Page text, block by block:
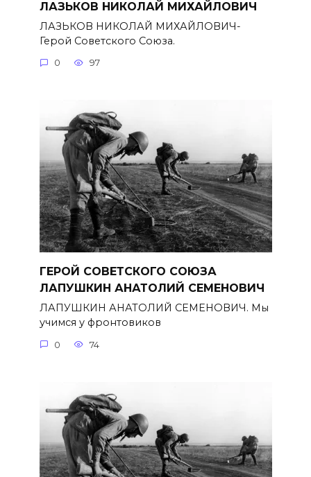
ЛАЗЬКОВ НИКОЛАЙ МИХАЙЛОВИЧ
ЛАЗЬКОВ НИКОЛАЙ МИХАЙЛОВИЧ-
Герой Советского Союза.
0 97
ГЕРОЙ СОВЕТСКОГО СОЮЗА
ЛАПУШКИН АНАТОЛИЙ СЕМЕНОВИЧ
ЛАПУШКИН АНАТОЛИЙ СЕМЕНОВИЧ. Мы
учимся у фронтовиков
0 74